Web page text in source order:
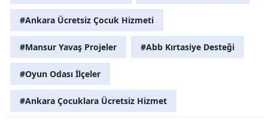
#Ankara Ücretsiz Çocuk Hizmeti
#Mansur Yavaş Projeler #Abb Kırtasiye Desteği
#Oyun Odası İlçeler
#Ankara Çocuklara Ücretsiz Hizmet